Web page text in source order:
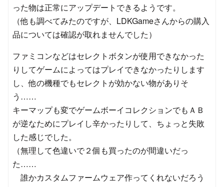
った物は正常にアップデートできるようです。
（他も調べてみたのですが、LDKGameさんからの購入
品については確認が取れませんでした）
ファミコンなどはセレクトボタンが使用できなかった
りしてゲームによってはプレイできなかったりします
し、他の機種でもセレクトが効かない物がありそ
う……
キーマップも変でゲームボーイコレクションでもＡＢ
が逆なためにプレイし辛かったりして、ちょっと失敗
した感じでした。
（無理して色違いで２個も買ったのが間違いだっ
た……
誰かカスタムファームウェア作ってくれないだろう